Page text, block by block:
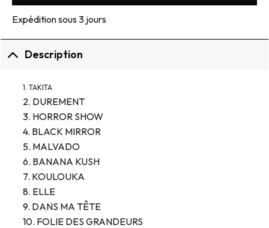
Expédition sous 3 jours
Description
1. TAKITA
2. DUREMENT
3. HORROR SHOW
4. BLACK MIRROR
5. MALVADO
6. BANANA KUSH
7. KOULOUKA
8. ELLE
9. DANS MA TÊTE
10. FOLIE DES GRANDEURS